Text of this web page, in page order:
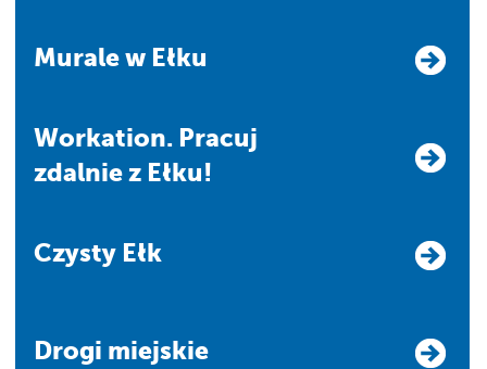
Murale w Ełku
Workation. Pracuj
zdalnie z Ełku!
Czysty Ełk
Drogi miejskie